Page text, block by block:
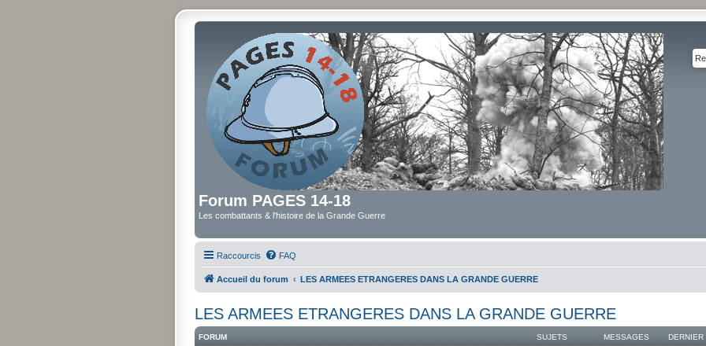
Forum PAGES 14-18
Les combattants & l'histoire de la Grande Guerre
Raccourcis FAQ
Accueil du forum LES ARMEES ETRANGERES DANS LA GRANDE GUERRE
LES ARMEES ETRANGERES DANS LA GRANDE GUERRE
FORUM SUJETS MESSAGES